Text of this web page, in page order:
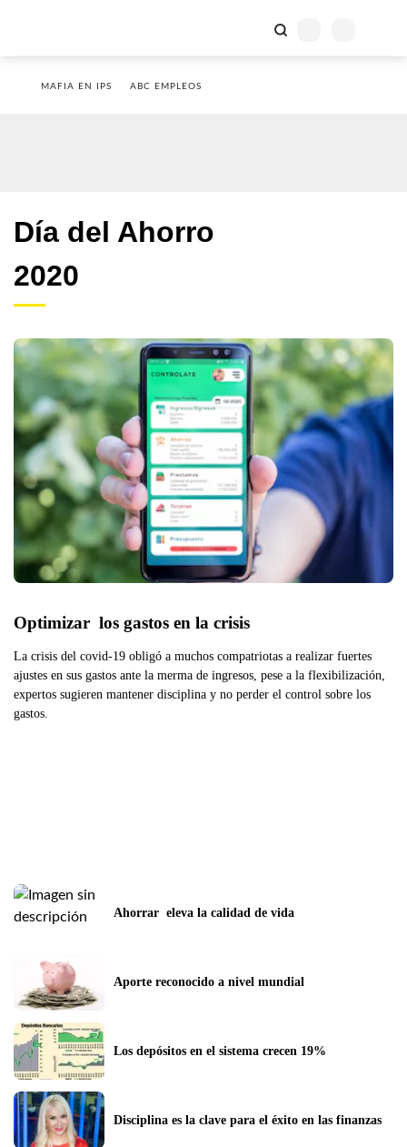
MAFIA EN IPS ABC EMPLEOS
Día del Ahorro
2020
Optimizar  los gastos en la crisis
La crisis del covid-19 obligó a muchos compatriotas a realizar fuertes
ajustes en sus gastos ante la merma de ingresos, pese a la flexibilización,
expertos sugieren mantener disciplina y no perder el control sobre los
gastos.
Ahorrar  eleva la calidad de vida
Aporte reconocido a nivel mundial
Los depósitos en el sistema crecen 19%
Disciplina es la clave para el éxito en las finanzas